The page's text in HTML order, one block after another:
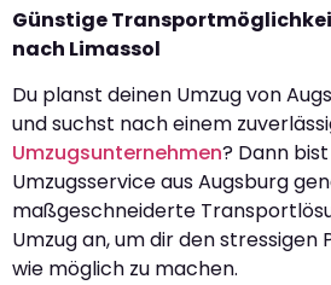
Günstige
nach Limassol
Du planst deinen Umzug von
und suchst nach einem
Umzugsunternehmen? Dann
Umzugsservice aus Augsburg
maßgeschneiderte
Umzug an, um dir den stressigen
wie möglich zu machen.